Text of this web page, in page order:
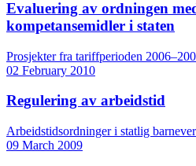
Evaluering av ordningen
kompetansemidler i staten
Prosjekter fra tariffperioden
02 February 2010
Regulering av arbeidstid
Arbeidstidsordninger i statlig
09 March 2009